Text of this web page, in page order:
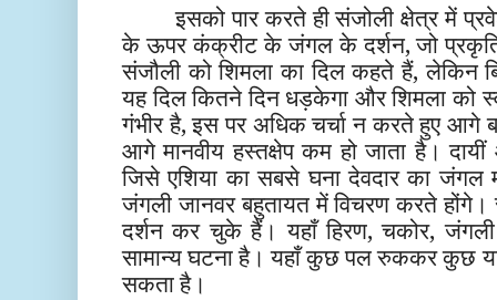
इसको पार करते ही संजोली क्षेत्र में
के ऊपर कंक्रीट के जंगल के दर्शन, जो
संजौली को शिमला का दिल कहते हैं, लेकिन
यह दिल कितने दिन धड़केगा और शिमला को
गंभीर है, इस पर अधिक चर्चा न करते हुए आगे
आगे मानवीय हस्तक्षेप कम हो जाता है।
जिसे एशिया का सबसे घना देवदार का जंगल
जंगली जानवर बहुतायत में विचरण करते
दर्शन कर चुके हैं। यहाँ हिरण, चकोर, जंगली
सामान्य घटना है। यहाँ कुछ पल रुककर कुछ
सकता है।